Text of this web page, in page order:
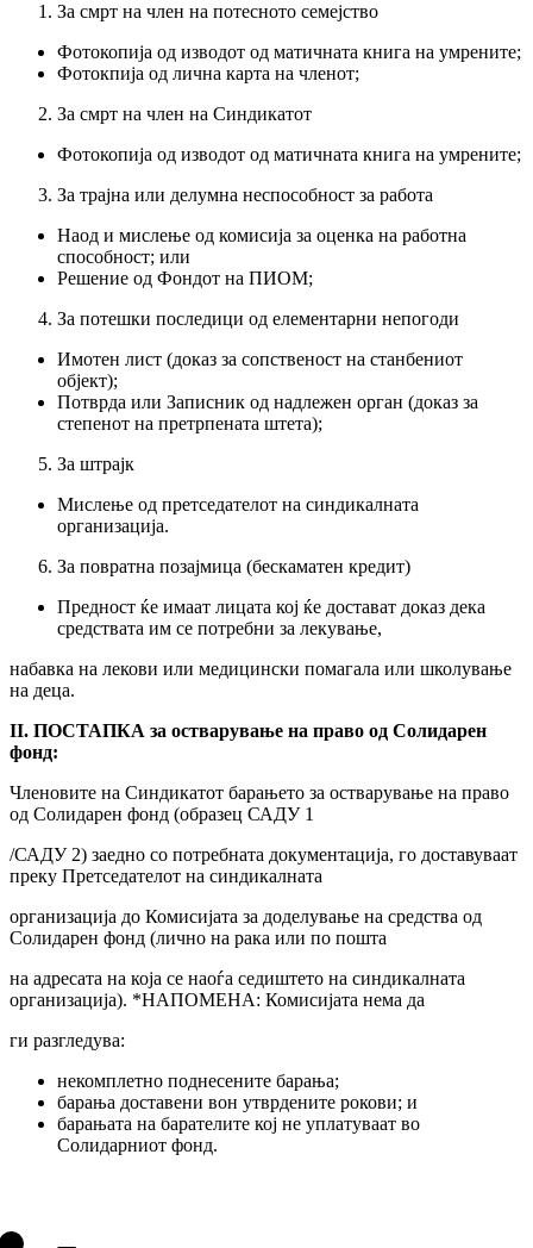
За смрт на член на потесното семејство
Фотокопија од изводот од матичната книга на умрените;
Фотокпија од лична карта на членот;
За смрт на член на Синдикатот
Фотокопија од изводот од матичната книга на умрените;
За трајна или делумна неспособност за работа
Наод и мислење од комисија за оценка на работна
способност; или
Решение од Фондот на ПИОМ;
За потешки последици од елементарни непогоди
Имотен лист (доказ за сопственост на станбениот
објект);
Потврда или Записник од надлежен орган (доказ за
степенот на претрпената штета);
За штрајк
Мислење од претседателот на синдикалната
организација.
За повратна позајмица (бескаматен кредит)
Предност ќе имаат лицата кој ќе достават доказ дека
средствата им се потребни за лекување,
набавка на лекови или медицински помагала или школување
на деца.
II. ПОСТАПКА за остварување на право од Солидарен
фонд:
Членовите на Синдикатот барањето за остварување на право
од Солидарен фонд (образец САДУ 1
/САДУ 2) заедно со потребната документација, го доставуваат
преку Претседателот на синдикалната
организација до Комисијата за доделување на средства од
Солидарен фонд (лично на рака или по пошта
на адресата на која се наоѓа седиштето на синдикалната
организација). *НАПОМЕНА: Комисијата нема да
ги разгледува:
некомплетно поднесените барања;
барања доставени вон утврдените рокови; и
барањата на барателите кој не уплатуваат во
Солидарниот фонд.